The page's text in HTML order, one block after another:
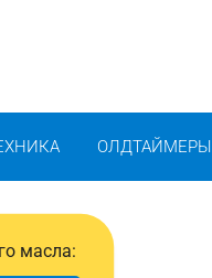
ОЛДТАЙМЕРЫ
масла: